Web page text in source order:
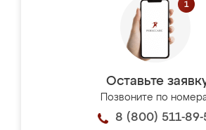
Оставьте
Позвоните по
8 (800) 511-89-